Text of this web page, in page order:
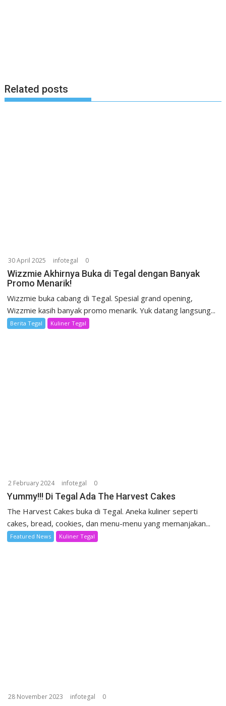
Related posts
30 April 2025 infotegal 0
Wizzmie Akhirnya Buka di Tegal dengan Banyak
Promo Menarik!
Wizzmie buka cabang di Tegal. Spesial grand opening,
Wizzmie kasih banyak promo menarik. Yuk datang langsung...
Berita Tegal Kuliner Tegal
2 February 2024 infotegal 0
Yummy!!! Di Tegal Ada The Harvest Cakes
The Harvest Cakes buka di Tegal. Aneka kuliner seperti
cakes, bread, cookies, dan menu-menu yang memanjakan...
Featured News Kuliner Tegal
28 November 2023 infotegal 0